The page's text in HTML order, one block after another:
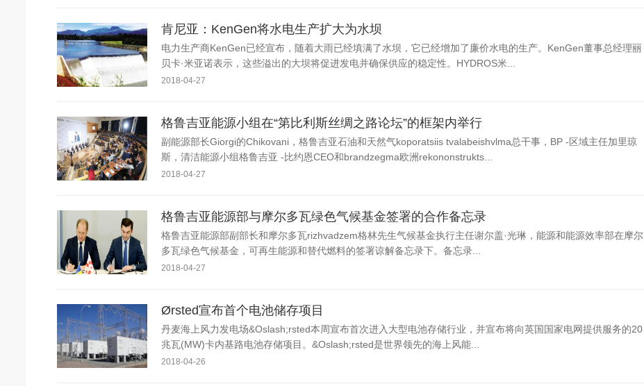
肯尼亚：KenGen将水电生产扩大为水坝
电力生产商KenGen已经宣布，随着大雨已经填满了水坝，它已经增加了廉价水电的生产。KenGen董事总经理丽
贝卡·米亚诺表示，这些溢出的大坝将促进发电并确保供应的稳定性。HYDROS米...
2018-04-27
格鲁吉亚能源小组在“第比利斯丝绸之路论坛”的框架内举行
副能源部长Giorgi的Chikovani，格鲁吉亚石油和天然气koporatsiis tvalabeishvlma总干事，BP -区域主任加里琼
斯，清洁能源小组格鲁吉亚 -比约恩CEO和brandzegma欧洲rekononstrukts...
2018-04-27
格鲁吉亚能源部与摩尔多瓦绿色气候基金签署的合作备忘录
格鲁吉亚能源部副部长和摩尔多瓦rizhvadzem格林先生气候基金执行主任谢尔盖·光琳，能源和能源效率部在摩尔
多瓦绿色气候基金，可再生能源和替代燃料的签署谅解备忘录下。备忘录...
2018-04-27
Ørsted宣布首个电池储存项目
丹麦海上风力发电场&Oslash;rsted本周宣布首次进入大型电池存储行业，并宣布将向英国国家电网提供服务的20
兆瓦(MW)卡内基路电池存储项目。&Oslash;rsted是世界领先的海上风能...
2018-04-26